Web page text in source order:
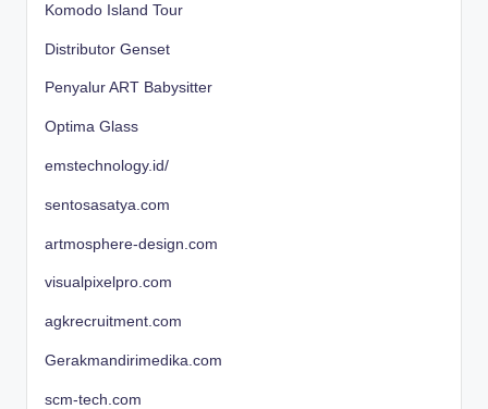
Komodo Island Tour
Distributor Genset
Penyalur ART Babysitter
Optima Glass
emstechnology.id/
sentosasatya.com
artmosphere-design.com
visualpixelpro.com
agkrecruitment.com
Gerakmandirimedika.com
scm-tech.com